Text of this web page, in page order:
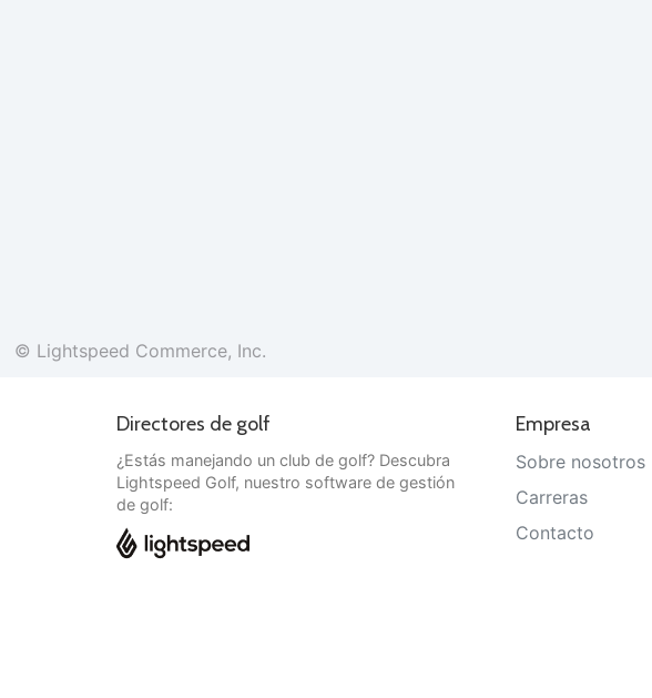
© Lightspeed Commerce, Inc.
Directores de golf
¿Estás manejando un club de golf? Descubra
Lightspeed Golf, nuestro software de gestión
de golf:
Empresa
Sobre nosotros
Carreras
Contacto